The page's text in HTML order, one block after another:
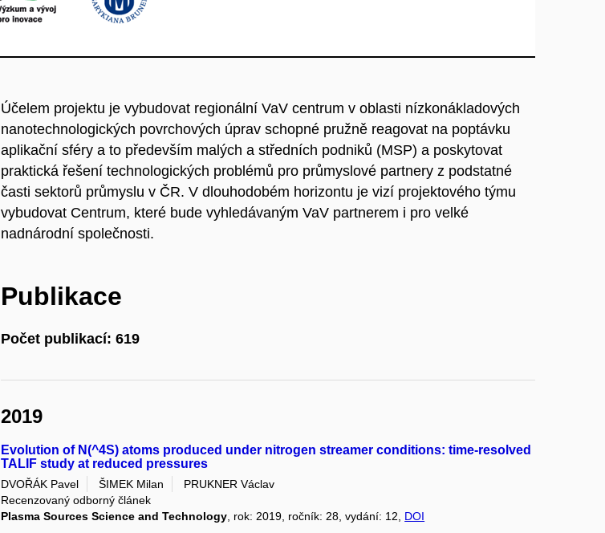
Účelem projektu je vybudovat regionální VaV centrum v oblasti nízkonákladových
nanotechnologických povrchových úprav schopné pružně reagovat na poptávku
aplikační sféry a to především malých a středních podniků (MSP) a poskytovat
praktická řešení technologických problémů pro průmyslové partnery z podstatné
časti sektorů průmyslu v ČR. V dlouhodobém horizontu je vizí projektového týmu
vybudovat Centrum, které bude vyhledávaným VaV partnerem i pro velké
nadnárodní společnosti.
Publikace
Počet publikací: 619
2019
Evolution of N(^4S) atoms produced under nitrogen streamer conditions: time-resolved
TALIF study at reduced pressures
DVOŘÁK Pavel ŠIMEK Milan
PRUKNER Václav
Recenzovaný odborný článek
Plasma Sources Science and Technology , rok: 2019, ročník: 28, vydání: 12, DOI